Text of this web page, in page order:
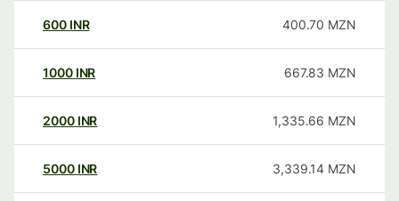
600 INR 400.70 MZN
1000 INR 667.83 MZN
2000 INR 1,335.66 MZN
5000 INR 3,339.14 MZN